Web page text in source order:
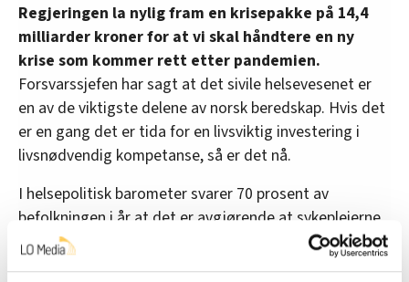
Regjeringen la nylig fram en krisepakke på 14,4
milliarder kroner for at vi skal håndtere en ny
krise som kommer rett etter pandemien.
Forsvarssjefen har sagt at det sivile helsevesenet er
en av de viktigste delene av norsk beredskap. Hvis det
er en gang det er tida for en livsviktig investering i
livsnødvendig kompetanse, så er det nå.
I helsepolitisk barometer svarer 70 prosent av
befolkningen i år at det er avgjørende at sykepleierne
prioriteres i lønnsoppgjøret, bare 14 prosent mener